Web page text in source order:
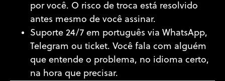
por você. O risco de troca está resolvido
antes mesmo de você assinar.
Suporte 24/7 em português via WhatsApp,
Telegram ou ticket. Você fala com alguém
que entende o problema, no idioma certo,
na hora que precisar.